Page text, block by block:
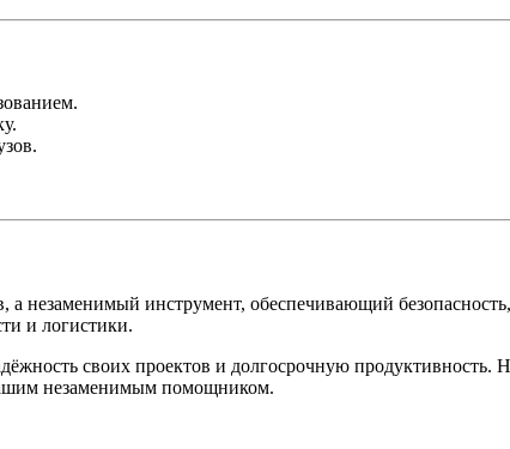
незаменимый инструмент, обеспечивающий
и логистики.
своих проектов и долгосрочную продуктивность.
незаменимым помощником.